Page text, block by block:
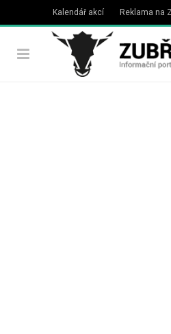
Kalendář akcí Reklama na